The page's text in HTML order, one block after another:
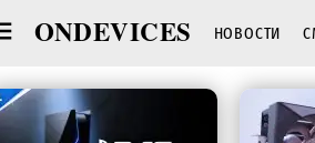
ONDEVICES НОВОСТИ